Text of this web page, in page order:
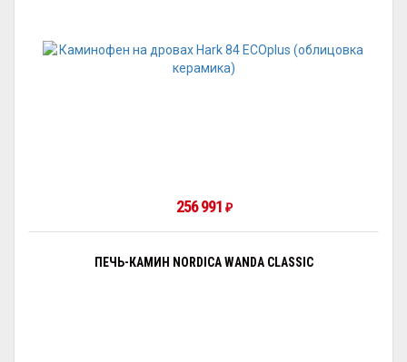
256 991 ₽
ПЕЧЬ-КАМИН NORDICA WANDA CLASSIC